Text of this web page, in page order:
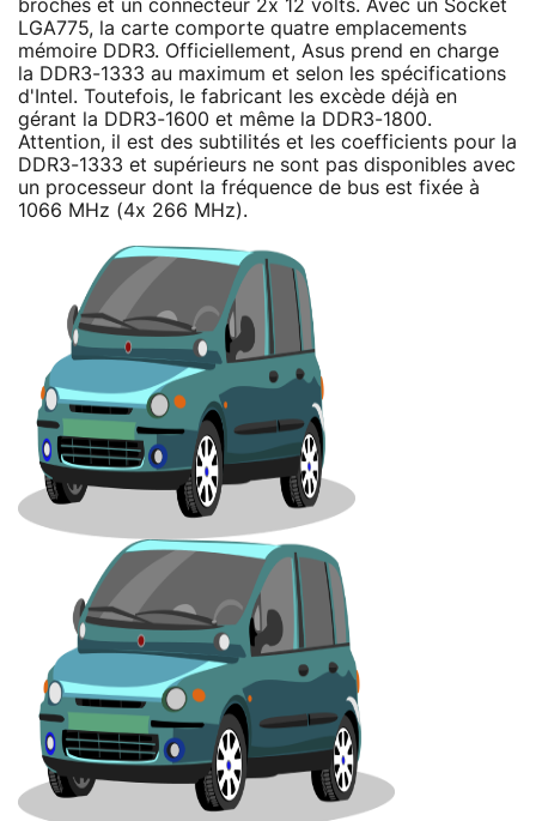
broches et un connecteur 2x 12 volts. Avec un Socket
LGA775, la carte comporte quatre emplacements
mémoire DDR3. Officiellement, Asus prend en charge
la DDR3-1333 au maximum et selon les spécifications
d'Intel. Toutefois, le fabricant les excède déjà en
gérant la DDR3-1600 et même la DDR3-1800.
Attention, il est des subtilités et les coefficients pour la
DDR3-1333 et supérieurs ne sont pas disponibles avec
un processeur dont la fréquence de bus est fixée à
1066 MHz (4x 266 MHz).